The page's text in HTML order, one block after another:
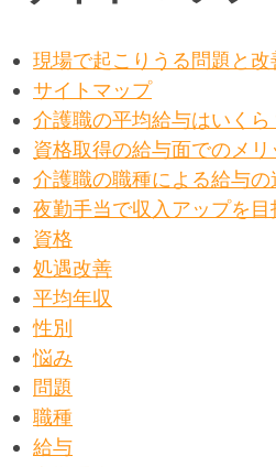
現場で起こりうる問題と改
サイトマップ
介護職の平均給与はいく
資格取得の給与面でのメリ
介護職の職種による給与の
夜勤手当で収入アップを目
資格
処遇改善
平均年収
性別
悩み
問題
職種
給与